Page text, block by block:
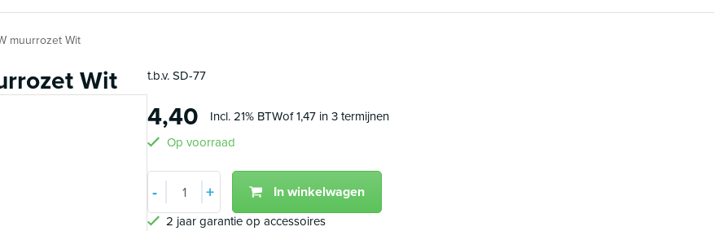
muurrozet Wit
Wit t.b.v. SD-77
4,40 Incl. 21% BTWof 1,47 in 3 termijnen
Op voorraad
-
Min 1
Aantal
+
Plus 1
In winkelwagen
2 jaar garantie op accessoires